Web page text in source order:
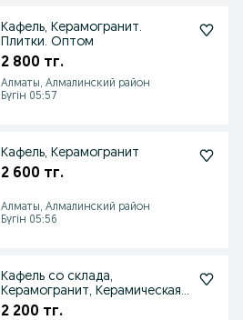
Кафель, Керамогранит.
Плитки. Оптом
2 800 тг.
Алматы, Алмалинский район
Бүгін 05:57
Кафель, Керамогранит
2 600 тг.
Алматы, Алмалинский район
Бүгін 05:56
Кафель со склада,
Керамогранит, Керамическая
плитка
2 200 тг.